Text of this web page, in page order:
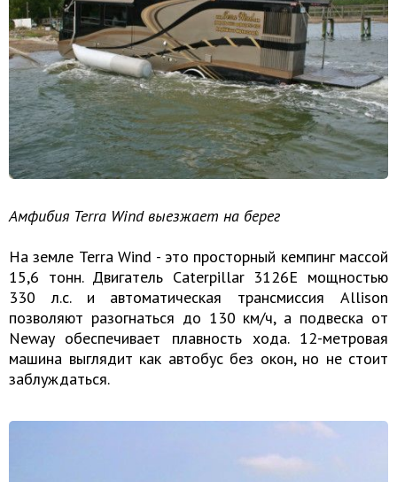
Амфибия Terra Wind выезжает на берег
На земле Terra Wind - это просторный кемпинг массой
15,6 тонн. Двигатель Caterpillar 3126Е мощностью
330 л.с. и автоматическая трансмиссия Allison
позволяют разогнаться до 130 км/ч, а подвеска от
Neway обеспечивает плавность хода. 12-метровая
машина выглядит как автобус без окон, но не стоит
заблуждаться.